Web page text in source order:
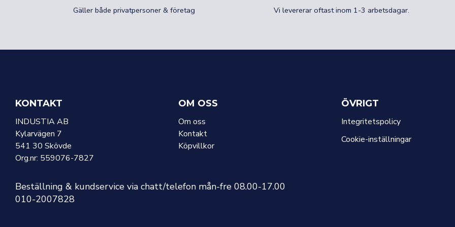
Gäller både privatpersoner & företag Vi levererar oftast inom 1-3 arbetsdagar.
KONTAKT
INDUSTIA AB
Kylarvägen 7
541 30 Skövde
Org.nr: 559076-7827
OM OSS
Om oss
Kontakt
Köpvillkor
ÖVRIGT
Integritetspolicy
Cookie-inställningar
Beställning & kundservice via chatt/telefon mån-fre 08.00-17.00
010-2007828